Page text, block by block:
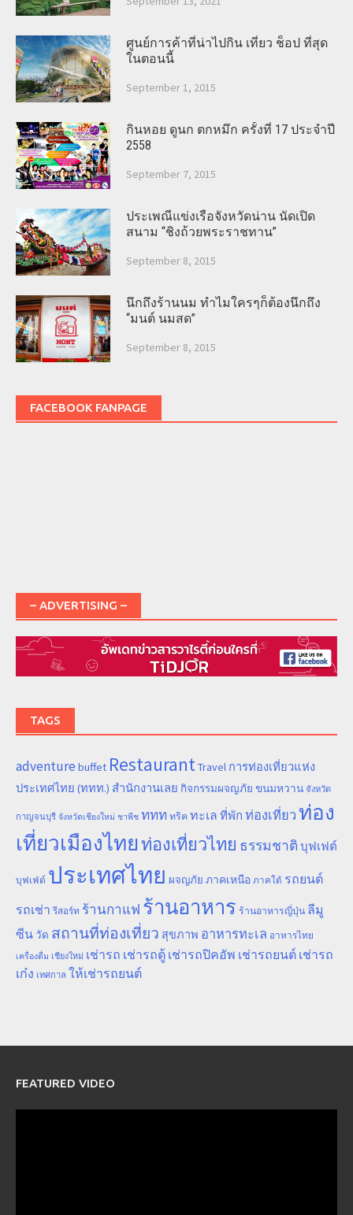
ศูนย์การค้าที่น่าไปกิน เที่ยว ช็อป ที่สุด
ในตอนนี้
September 1, 2015
กินหอย ดูนก ตกหมึก ครั้งที่ 17 ประจำปี
2558
September 7, 2015
ประเพณีแข่งเรือจังหวัดน่าน นัดเปิด
สนาม “ชิงถ้วยพระราชทาน”
September 8, 2015
นึกถึงร้านนม ทำไมใครๆก็ต้องนึกถึง
“มนต์ นมสด”
September 8, 2015
FACEBOOK FANPAGE
– ADVERTISING –
TAGS
adventure buffet RestaurantTravel การท่องเที่ยวแห่ง
ประเทศไทย (ททท.) สำนักงานเลย กิจกรรมผจญภัย ขนมหวาน จังหวัด
กาญจนบุรี จังหวัดเชียงใหม่ ชาพีช ททท ทริค ทะเล ที่พัก ท่องเที่ยวท่อง
เที่ยวเมืองไทยท่องเที่ยวไทย ธรรมชาติ บุฟเฟต์
บุฟเฟ่ต์ ประเทศไทย ผจญภัย ภาคเหนือ ภาคใต้ รถยนต์
รถเช่า รีสอร์ท ร้านกาแฟ ร้านอาหาร ร้านอาหารญี่ปุ่น ลีมู
ซีน วัด สถานที่ท่องเที่ยว สุขภาพ อาหารทะเล อาหารไทย
เครื่องดื่ม เชียงใหม่ เช่ารถ เช่ารถตู้ เช่ารถปิคอัพ เช่ารถยนต์ เช่ารถ
เก๋ง เทศกาล ให้เช่ารถยนต์
FEATURED VIDEO